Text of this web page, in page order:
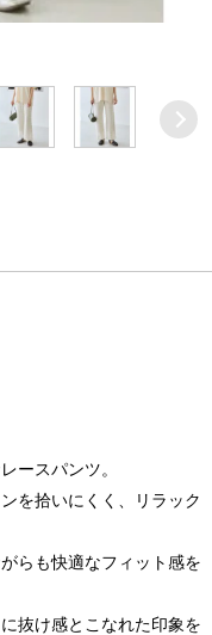
ースパンツ。
を拾いにくく、リラック
らも快適なフィット感を
抜け感とこなれた印象を